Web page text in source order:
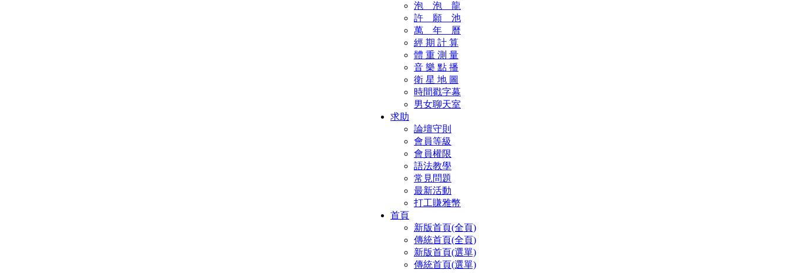
泡 泡 龍
許 願 池
萬 年 曆
經 期 計 算
體 重 測 量
音 樂 點 播
衛 星 地 圖
時間戳字幕
男女聊天室
求助
論壇守則
會員等級
會員權限
語法教學
常見問題
最新活動
打工賺雅幣
首頁
新版首頁(全頁)
傳統首頁(全頁)
新版首頁(選單)
傳統首頁(選單)